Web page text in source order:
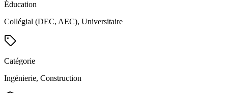
Éducation
Collégial (DEC, AEC), Universitaire
Catégorie
Ingénierie, Construction